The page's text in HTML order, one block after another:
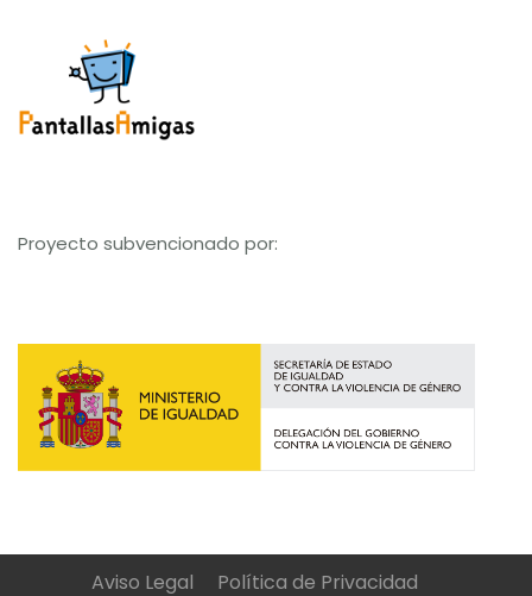
Proyecto subvencionado por:
Aviso Legal Política de Privacidad